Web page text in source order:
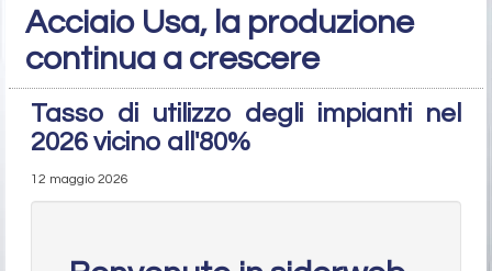
Acciaio Usa, la produzione
continua a crescere
Tasso di utilizzo degli impianti nel
2026 vicino all'80%
12 maggio 2026